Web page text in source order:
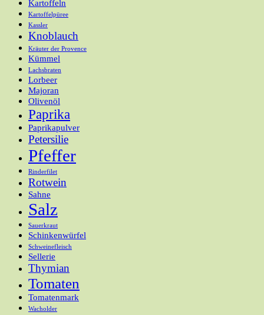
Kartoffeln
Kartoffelpüree
Kassler
Knoblauch
Kräuter der Provence
Kümmel
Lachsbraten
Lorbeer
Majoran
Olivenöl
Paprika
Paprikapulver
Petersilie
Pfeffer
Rinderfilet
Rotwein
Sahne
Salz
Sauerkraut
Schinkenwürfel
Schweinefleisch
Sellerie
Thymian
Tomaten
Tomatenmark
Wacholder